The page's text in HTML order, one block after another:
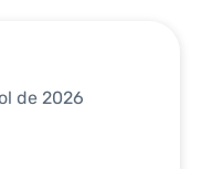
de 2026